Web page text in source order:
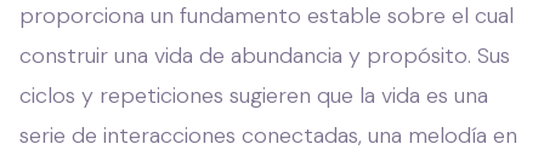
proporciona un fundamento estable sobre el cual
construir una vida de abundancia y propósito. Sus
ciclos y repeticiones sugieren que la vida es una
serie de interacciones conectadas, una melodía en